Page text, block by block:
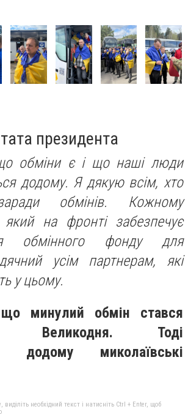
президента
обміни є і що наші люди
додому. Я дякую всім, хто
обмінів. Кожному
який на фронті забезпечує
обмінного фонду для
усім партнерам, які
у цьому.
минулий обмін стався
Великодня. Тоді
додому миколаївські
необхідний текст і натисніть Ctrl + Enter, щоб